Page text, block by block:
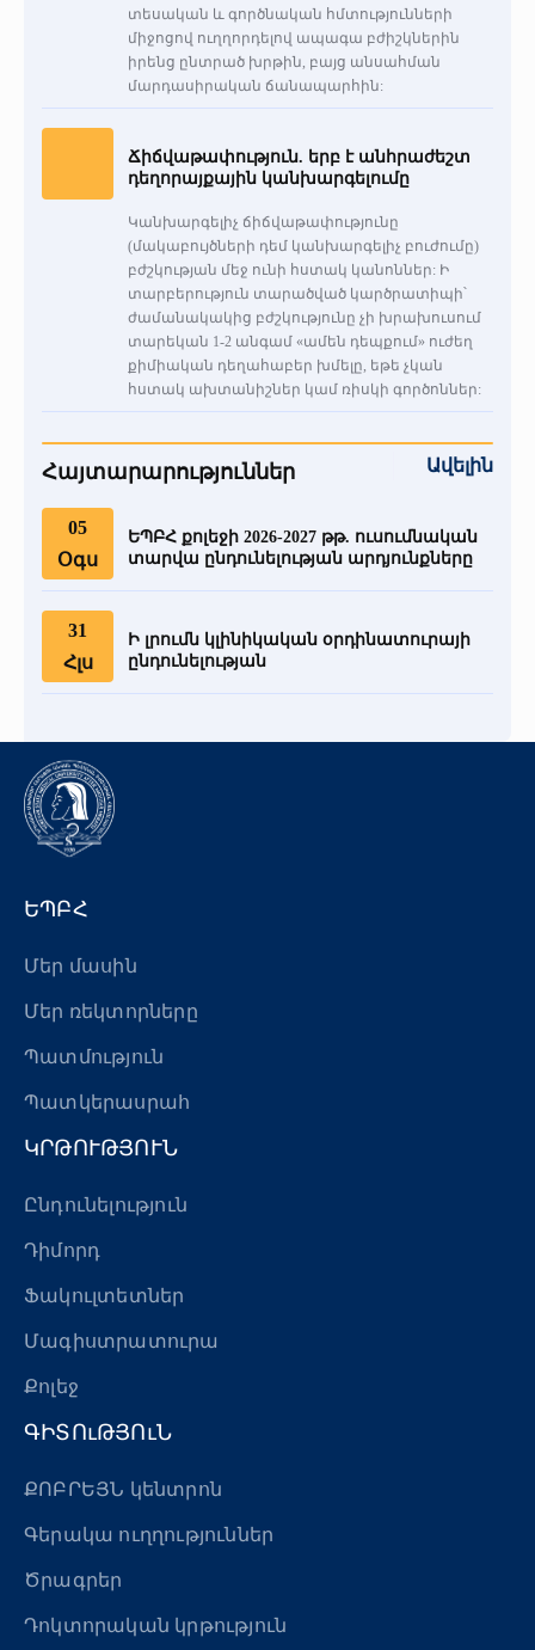
տեսական և գործնական հմտությունների
միջոցով ուղղորդելով ապագա բժիշկներին
իրենց ընտրած խրթին, բայց անսահման
մարդասիրական ճանապարհին:
Ճիճվաթափություն. երբ է անհրաժեշտ
դեղորայքային կանխարգելումը
Կանխարգելիչ ճիճվաթափությունը
(մակաբույծների դեմ կանխարգելիչ բուժումը)
բժշկության մեջ ունի հստակ կանոններ: Ի
տարբերություն տարածված կարծրատիպի՝
ժամանակակից բժշկությունը չի խրախուսում
տարեկան 1-2 անգամ «ամեն դեպքում» ուժեղ
քիմիական դեղահաբեր խմելը, եթե չկան
հստակ ախտանիշներ կամ ռիսկի գործոններ:
Հայտարարություններ Ավելին
05
Օգս
ԵՊԲՀ քոլեջի 2026-2027 թթ. ուսումնական
տարվա ընդունելության արդյունքները
31
Հլս
Ի լրումն կլինիկական օրդինատուրայի
ընդունելության
ԵՊԲՀ
Մեր մասին
Մեր ռեկտորները
Պատմություն
Պատկերասրահ
ԿՐԹՈՒԹՅՈՒՆ
Ընդունելություն
Դիմորդ
Ֆակուլտետներ
Մագիստրատուրա
Քոլեջ
ԳԻՏՈւԹՅՈւՆ
ՔՈԲՐԵՅՆ կենտրոն
Գերակա ուղղություններ
Ծրագրեր
Դոկտորական կրթություն